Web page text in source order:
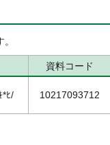
資料コード
*ﾋ/ 10217093712